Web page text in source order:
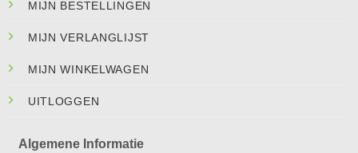
MIJN BESTELLINGEN
MIJN VERLANGLIJST
MIJN WINKELWAGEN
UITLOGGEN
Algemene Informatie